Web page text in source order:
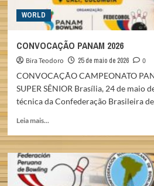
WORLD
CONVOCAÇÃO PANAM 2026
Bira Teodoro 25 de maio de 2026
0
CONVOCAÇÃO CAMPEONATO
SUPER SÊNIOR Brasília, 24 de maio
técnica da Confederação Brasileira
Leia mais...
about
CONVOCAÇÃO
PANAM
2026